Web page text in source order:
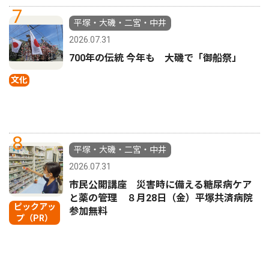
7
文化
平塚・大磯・二宮・中井
2026.07.31
700年の伝統 今年も 大磯で「御船祭」
8
ピックアッ
プ（PR）
平塚・大磯・二宮・中井
2026.07.31
市民公開講座 災害時に備える糖尿病ケア
と薬の管理 ８月28日（金）平塚共済病院
参加無料